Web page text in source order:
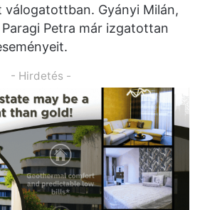
Gyányi Milán,
Petra már izgatottan
- Hirdetés -